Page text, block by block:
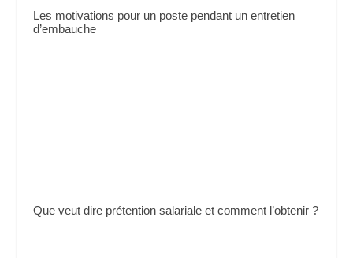
Les motivations pour un poste pendant un entretien
d’embauche
Que veut dire prétention salariale et comment l’obtenir ?